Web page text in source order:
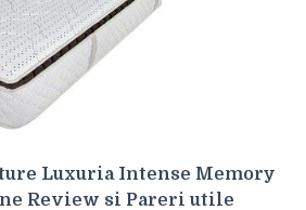
Luxuria Intense Memory
Review si Pareri utile